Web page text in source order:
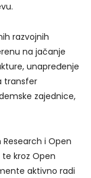
razvojnih
na jačanje
unapređenje
transfer
zajednice,
i Open
kroz Open
aktivno radi